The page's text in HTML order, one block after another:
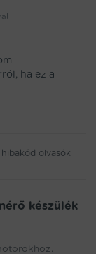
ha ez a
olvasók
készülék